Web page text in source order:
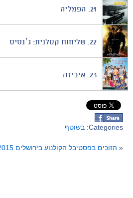
21. הפמליה
22. שליחות קטלנית: ג׳נסיס
23. איביזה
Categories: בשוטף
« הזוכים בפסטיבל הקולנוע בירושלים 2015